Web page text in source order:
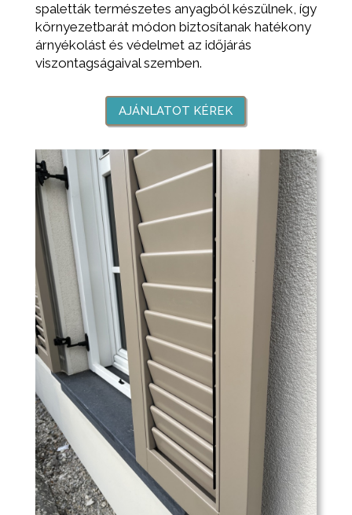
spaletták természetes anyagból készülnek, így
környezetbarát módon biztosítanak hatékony
árnyékolást és védelmet az időjárás
viszontagságaival szemben.
AJÁNLATOT KÉREK